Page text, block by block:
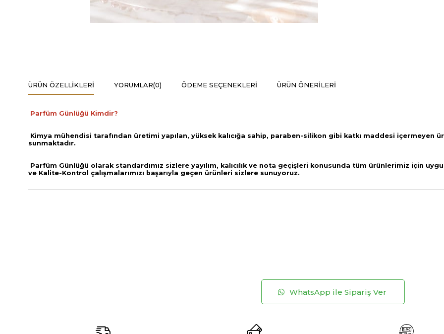
ÜRÜN ÖZELLIKLERI YORUMLAR(0) ÖDEME SEÇENEKLERI ÜRÜN ÖNERILERI
Parfüm Günlüğü Kimdir?
Kimya mühendisi tarafından üretimi yapılan, yüksek kalıcığa sahip, paraben-silikon gibi katkı maddesi içermeyen
sunmaktadır.
Parfüm Günlüğü olarak standardımız sizlere yayılım, kalıcılık ve nota geçişleri konusunda tüm ürünlerimiz için
ve Kalite-Kontrol çalışmalarımızı başarıyla geçen ürünleri sizlere sunuyoruz.
WhatsApp ile Sipariş Ver